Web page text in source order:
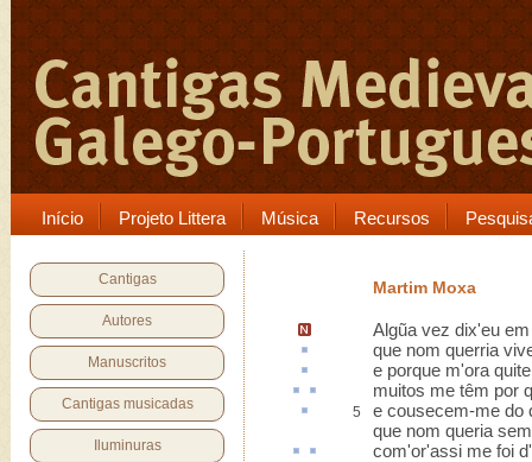
Início Projeto Littera Música Recursos
Cantigas
Autores
Manuscritos
Cantigas musicadas
Iluminuras
Martim Moxa
Algũa vez dix'eu
que nom querria
e porque m'ora
muitos me têm por
5 e cousecem-me do
que nom queria
com'or'assi me foi